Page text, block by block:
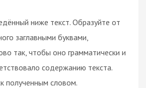
ниже текст. Образуйте от
заглавными буквами,
так, чтобы оно грамматически и
содержанию текста.
полученным словом.